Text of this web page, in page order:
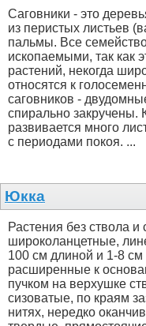
Саговники - это
из перистых листьев
пальмы. Все
ископаемыми, так как
растений, некогда
относятся к
саговников -
спирально закручены.
развивается много
с периодами покоя. ...
Юкка
Растения без ствола
широколанцетные,
100 см длиной и 1-8
расширенные к
пучком на верхушке
сизоватые, по краям
нитях, нередко